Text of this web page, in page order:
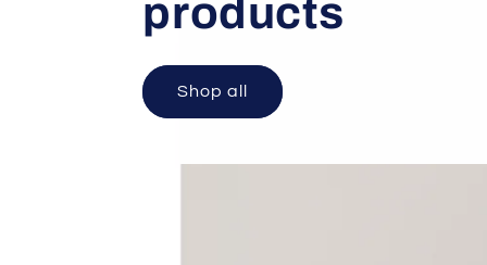
products
Shop all